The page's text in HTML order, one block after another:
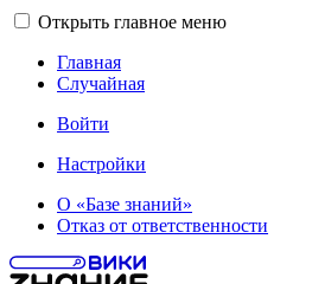
Открыть главное меню
Главная
Случайная
Войти
Настройки
О «Базе знаний»
Отказ от ответственности